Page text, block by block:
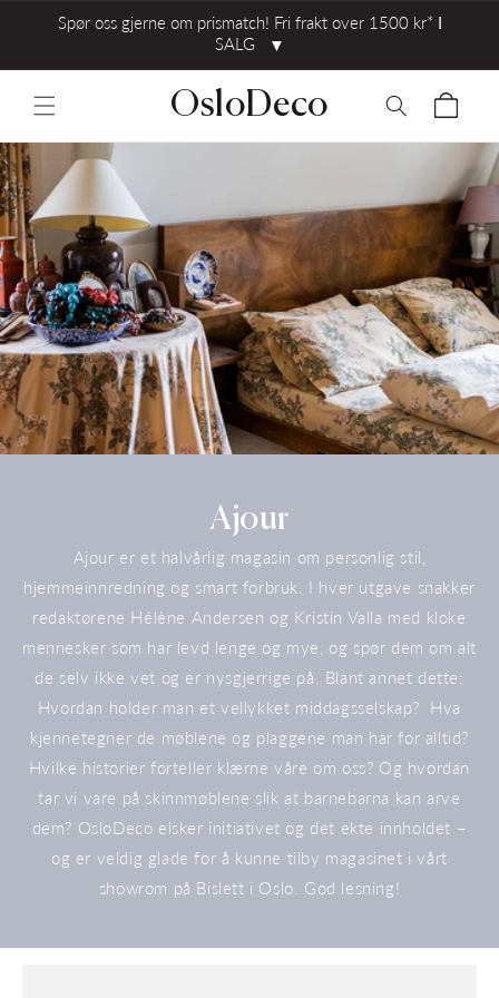
Spør oss gjerne om prismatch! Fri frakt over 1500 kr* ⅼ
SALG
▼
OsloDeco
Samling:
Ajour
Ajour er et halvårlig magasin om personlig stil,
hjemmeinnredning og smart forbruk. I hver utgave snakker
redaktørene Hélène Andersen og Kristin Valla med kloke
mennesker som har levd lenge og mye, og spør dem om alt
de selv ikke vet og er nysgjerrige på. Blant annet dette:
Hvordan holder man et vellykket middagsselskap? Hva
kjennetegner de møblene og plaggene man har for alltid?
Hvilke historier forteller klærne våre om oss? Og hvordan
tar vi vare på skinnmøblene slik at barnebarna kan arve
dem? OsloDeco elsker initiativet og det ekte innholdet –
og er veldig glade for å kunne tilby magasinet i vårt
showrom på Bislett i Oslo. God lesning!